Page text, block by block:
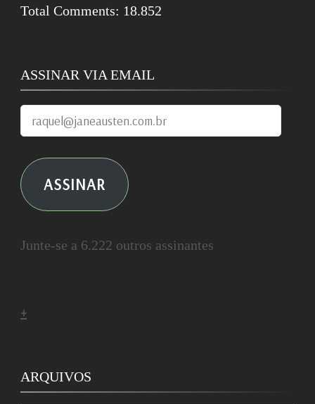
Total Comments: 18.852
ASSINAR VIA EMAIL
raquel@janeausten.com.br
ASSINAR
Junte-se a 6.222 outros assinantes
+
ARQUIVOS